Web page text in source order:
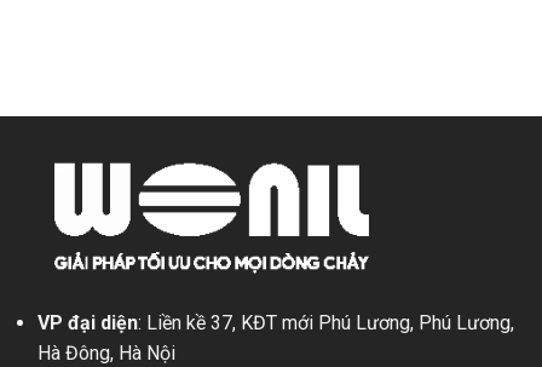
Ưu
loại,
VP đại diện: Liền kề 37, KĐT mới Phú Lương, Phú Lương,
Hà Đông, Hà Nội